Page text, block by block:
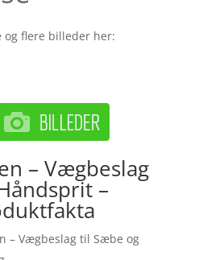
og flere billeder her:
– Vægbeslag
–
– Vægbeslag til Sæbe og